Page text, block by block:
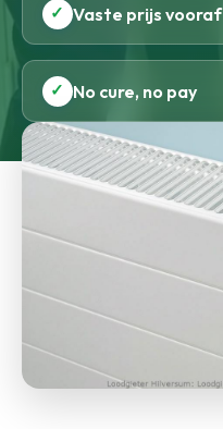
✓ Vaste prijs vooraf
✓ No cure, no pay